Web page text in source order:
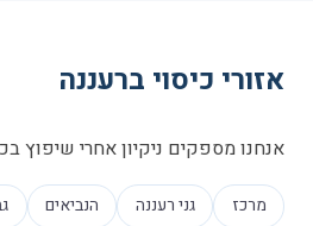
אזורי כיסוי ברעננה
אנחנו מספקים ניקיון אחרי שיפוץ
מרכז גני רעננה הנביאים